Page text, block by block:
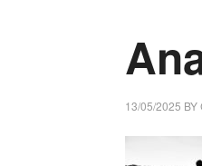
13/05/2025 BY